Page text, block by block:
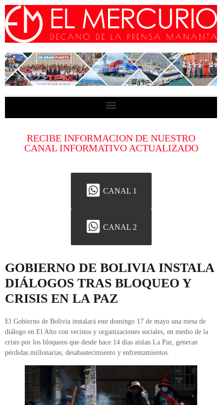
RECIBE INFORMACION DE NUESTRO
CANAL INFORMATIVO ACTUALIZADO
CANAL 1
CANAL 2
GOBIERNO DE BOLIVIA INSTALA
DIÁLOGOS TRAS BLOQUEO Y
CRISIS EN LA PAZ
El Gobierno de Bolivia instalará este domingo 17 de mayo una mesa de
diálogo en El Alto con vecinos y organizaciones sociales, en medio de la
crisis por los bloqueos que desde hace 14 días aíslan La Paz, generan
pérdidas millonarias, desabastecimiento y enfrentamientos.